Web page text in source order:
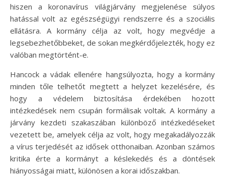
hiszen a koronavírus világjárvány megjelenése súlyos
hatással volt az egészségügyi rendszerre és a szociális
ellátásra. A kormány célja az volt, hogy megvédje a
legsebezhetőbbeket, de sokan megkérdőjelezték, hogy ez
valóban megtörtént-e.
Hancock a vádak ellenére hangsúlyozta, hogy a kormány
minden tőle telhetőt megtett a helyzet kezelésére, és
hogy a védelem biztosítása érdekében hozott
intézkedések nem csupán formálisak voltak. A kormány a
járvány kezdeti szakaszában különböző intézkedéseket
vezetett be, amelyek célja az volt, hogy megakadályozzák
a vírus terjedését az idősek otthonaiban. Azonban számos
kritika érte a kormányt a késlekedés és a döntések
hiányosságai miatt, különösen a korai időszakban.